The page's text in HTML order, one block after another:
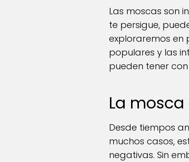
Las moscas son
te persigue,
exploraremos en
populares y las
pueden tener
La
Desde tiempos
muchos casos,
negativas. Sin